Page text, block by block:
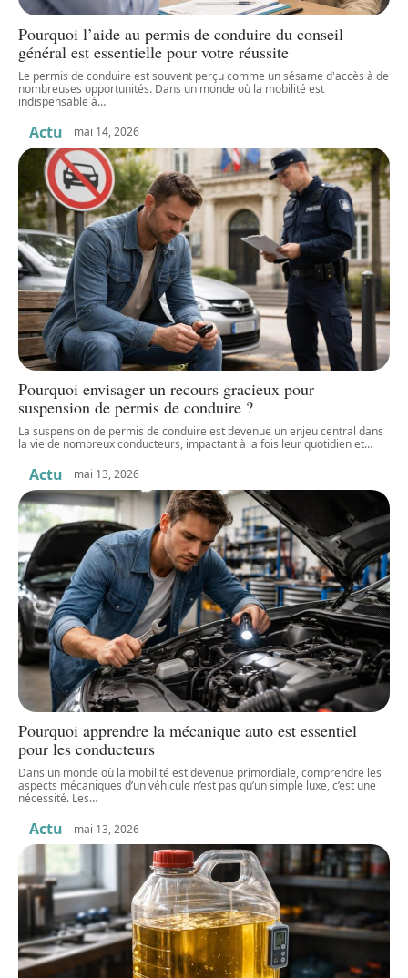
Pourquoi l’aide au permis de conduire du conseil
général est essentielle pour votre réussite
Le permis de conduire est souvent perçu comme un sésame d'accès à de
nombreuses opportunités. Dans un monde où la mobilité est
indispensable à…
Actu mai 14, 2026
Pourquoi envisager un recours gracieux pour
suspension de permis de conduire ?
La suspension de permis de conduire est devenue un enjeu central dans
la vie de nombreux conducteurs, impactant à la fois leur quotidien et…
Actu mai 13, 2026
Pourquoi apprendre la mécanique auto est essentiel
pour les conducteurs
Dans un monde où la mobilité est devenue primordiale, comprendre les
aspects mécaniques d’un véhicule n’est pas qu’un simple luxe, c’est une
nécessité. Les…
Actu mai 13, 2026